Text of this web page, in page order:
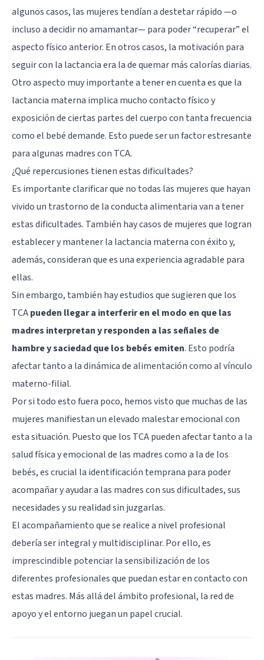
algunos casos, las mujeres tendían a destetar rápido —o
incluso a decidir no amamantar— para poder “recuperar” el
aspecto físico anterior. En otros casos, la motivación para
seguir con la lactancia era la de quemar más calorías diarias.
Otro aspecto muy importante a tener en cuenta es que la
lactancia materna implica mucho contacto físico y
exposición de ciertas partes del cuerpo con tanta frecuencia
como el bebé demande. Esto puede ser un factor estresante
para algunas madres con TCA.
¿Qué repercusiones tienen estas dificultades?
Es importante clarificar que no todas las mujeres que hayan
vivido un trastorno de la conducta alimentaria van a tener
estas dificultades. También hay casos de mujeres que logran
establecer y mantener la lactancia materna con éxito y,
además, consideran que es una experiencia agradable para
ellas.
Sin embargo, también hay estudios que sugieren que los
TCApueden llegar a interferir en el modo en que las
madres interpretan y responden a las señales de
hambre y saciedad que los bebés emiten. Esto podría
afectar tanto a la dinámica de alimentación como al vínculo
materno-filial.
Por si todo esto fuera poco, hemos visto que muchas de las
mujeres manifiestan un elevado malestar emocional con
esta situación. Puesto que los TCA pueden afectar tanto a la
salud física y emocional de las madres como a la de los
bebés, es crucial la identificación temprana para poder
acompañar y ayudar a las madres con sus dificultades, sus
necesidades y su realidad sin juzgarlas.
El acompañamiento que se realice a nivel profesional
debería ser integral y multidisciplinar. Por ello, es
imprescindible potenciar la sensibilización de los
diferentes profesionales que puedan estar en contacto con
estas madres. Más allá del ámbito profesional, la red de
apoyo y el entorno juegan un papel crucial.